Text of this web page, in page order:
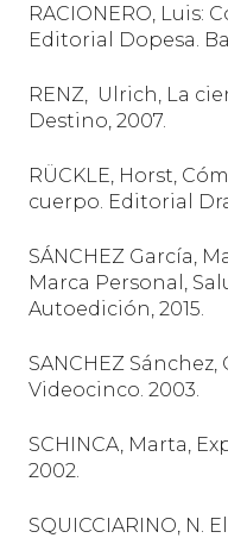
RACIONERO, Luis:
Editorial Dopesa.
RENZ,
Ulrich, La
Destino, 2007.
RÜCKLE, Horst,
cuerpo. Editorial
SÁNCHEZ García,
Marca Personal,
Autoedición, 2015.
SANCHEZ Sánchez,
Videocinco. 2003.
SCHINCA, Marta,
2002.
SQUICCIARINO, N.